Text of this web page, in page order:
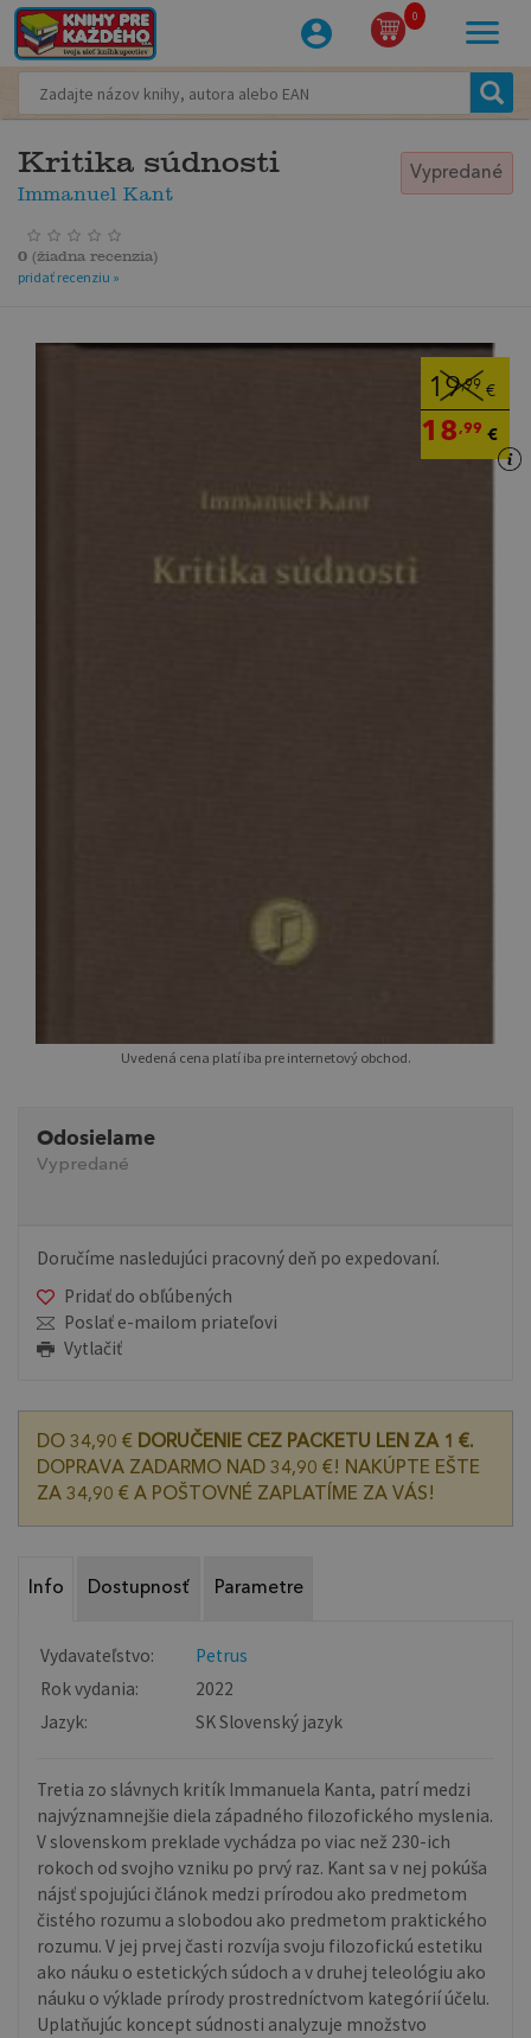
0
Kritika súdnosti
Immanuel Kant
Vypredané
0 (žiadna recenzia)
pridať recenziu »
19,99 €
18,99 €
Uvedená cena platí iba pre internetový obchod.
Odosielame
Vypredané
Doručíme nasledujúci pracovný deň po expedovaní.
Pridať do obľúbených
Poslať e-mailom priateľovi
Vytlačiť
DO 34,90 € DORUČENIE CEZ PACKETU LEN ZA 1 €.
DOPRAVA ZADARMO NAD 34,90 €! NAKÚPTE EŠTE
ZA 34,90 € A POŠTOVNÉ ZAPLATÍME ZA VÁS!
Info Dostupnosť Parametre
Vydavateľstvo:
Petrus
Rok vydania:
2022
Jazyk:
SK Slovenský jazyk
Tretia zo slávnych kritík Immanuela Kanta, patrí medzi
najvýznamnejšie diela západného filozofického myslenia.
V slovenskom preklade vychádza po viac než 230-ich
rokoch od svojho vzniku po prvý raz. Kant sa v nej pokúša
nájsť spojujúci článok medzi prírodou ako predmetom
čistého rozumu a slobodou ako predmetom praktického
rozumu. V jej prvej časti rozvíja svoju filozofickú estetiku
ako náuku o estetických súdoch a v druhej teleológiu ako
náuku o výklade prírody prostredníctvom kategórií účelu.
Uplatňujúc koncept súdnosti analyzuje množstvo